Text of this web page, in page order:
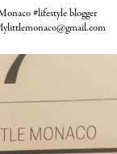
#lifestyle blogger